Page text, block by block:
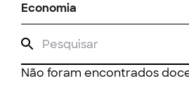
Economia
Não foram encontrados